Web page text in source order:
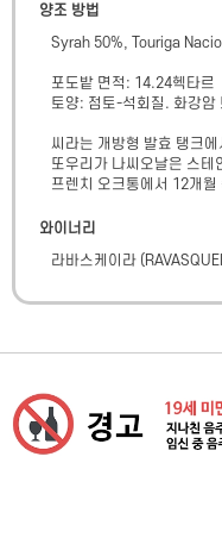
양조 방법
Syrah 50%, Touriga
포도밭 면적: 14.24헥타르
토양: 점토-석회질. 화강암
씨라는 개방형 발효 탱크에
또우리가 나씨오날은 스테
프렌치 오크통에서 12개
와이너리
라바스케이라 (